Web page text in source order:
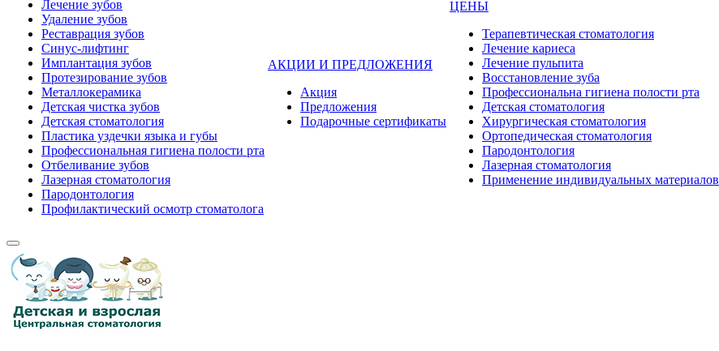
Лечение зубов
Удаление зубов
Реставрация зубов
Синус-лифтинг
Имплантация зубов
Протезирование зубов
Металлокерамика
Детская чистка зубов
Детская стоматология
Пластика уздечки языка и губы
Профессиональная гигиена полости рта
Отбеливание зубов
Лазерная стоматология
Пародонтология
Профилактический осмотр стоматолога
АКЦИИ И ПРЕДЛОЖЕНИЯ
Акция
Предложения
Подарочные сертификаты
ЦЕНЫ
Терапевтическая стоматология
Лечение кариеса
Лечение пульпита
Восстановление зуба
Профессиональна гигиена полости рта
Детская стоматология
Хирургическая стоматология
Ортопедическая стоматология
Пародонтология
Лазерная стоматология
Применение индивидуальных материалов